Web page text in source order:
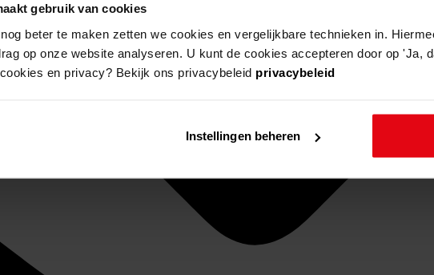
gebruik van cookies
beter te maken zetten we cookies en vergelijkbare technieken in.
op onze website analyseren. U kunt de cookies accepteren door op 'Ja,
en privacy? Bekijk ons privacybeleid privacybeleid
Instellingen beheren